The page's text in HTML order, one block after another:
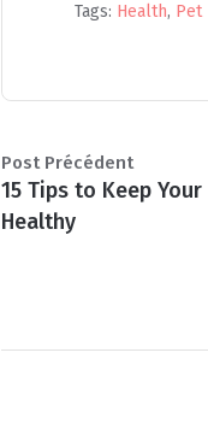
Tags: Health, Pet
15 Tips to Keep
Healthy
Post Précédent